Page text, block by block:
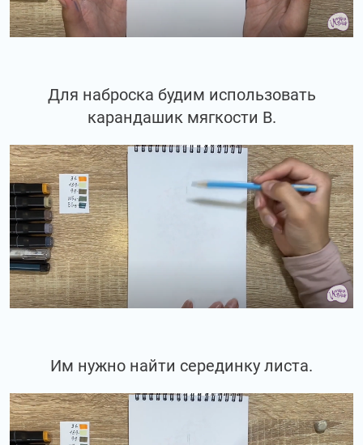
Для наброска будим использовать
карандашик мягкости В.
Им нужно найти серединку листа.